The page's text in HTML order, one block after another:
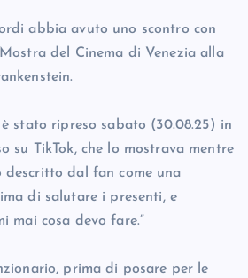
abbia avuto uno scontro con
del Cinema di Venezia alla
stato ripreso sabato (30.08.25) in
su TikTok, che lo mostrava mentre
descritto dal fan come una
di salutare i presenti, e
mai cosa devo fare.”
prima di posare per le